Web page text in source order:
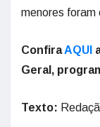
menores foram
ConfiraAQUI
Geral,
Texto: